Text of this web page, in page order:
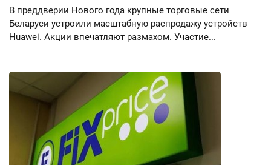
В преддверии Нового года крупные торговые сети
Беларуси устроили масштабную распродажу устройств
Huawei. Акции впечатляют размахом. Участие...